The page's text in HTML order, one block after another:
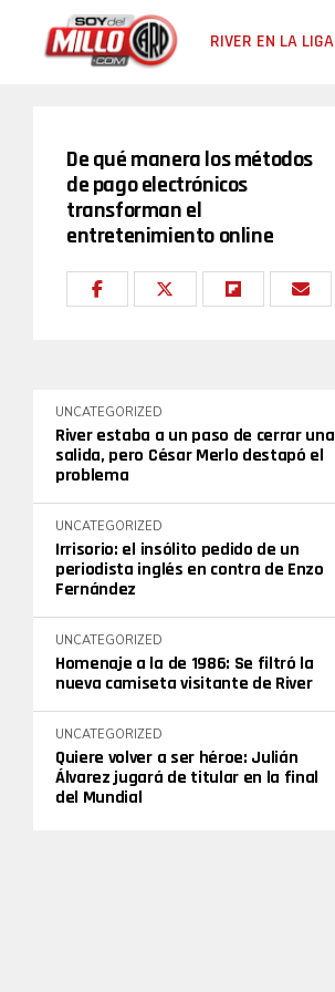
RIVER EN LA LIGA
De qué manera los métodos
de pago electrónicos
transforman el
entretenimiento online
UNCATEGORIZED
River estaba a un paso de cerrar una
salida, pero César Merlo destapó el
problema
UNCATEGORIZED
Irrisorio: el insólito pedido de un
periodista inglés en contra de Enzo
Fernández
UNCATEGORIZED
Homenaje a la de 1986: Se filtró la
nueva camiseta visitante de River
UNCATEGORIZED
Quiere volver a ser héroe: Julián
Álvarez jugará de titular en la final
del Mundial